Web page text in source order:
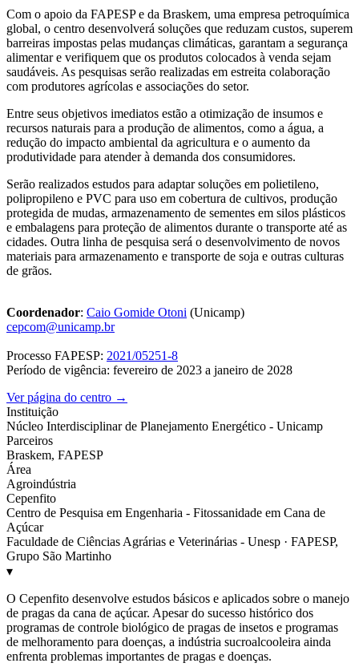
Com o apoio da FAPESP e da Braskem, uma empresa petroquímica
global, o centro desenvolverá soluções que reduzam custos, superem
barreiras impostas pelas mudanças climáticas, garantam a segurança
alimentar e verifiquem que os produtos colocados à venda sejam
saudáveis. As pesquisas serão realizadas em estreita colaboração
com produtores agrícolas e associações do setor.
Entre seus objetivos imediatos estão a otimização de insumos e
recursos naturais para a produção de alimentos, como a água, a
redução do impacto ambiental da agricultura e o aumento da
produtividade para atender à demanda dos consumidores.
Serão realizados estudos para adaptar soluções em polietileno,
polipropileno e PVC para uso em cobertura de cultivos, produção
protegida de mudas, armazenamento de sementes em silos plásticos
e embalagens para proteção de alimentos durante o transporte até as
cidades. Outra linha de pesquisa será o desenvolvimento de novos
materiais para armazenamento e transporte de soja e outras culturas
de grãos.
Coordenador: Caio Gomide Otoni (Unicamp)
cepcom@unicamp.br
Processo FAPESP: 2021/05251-8
Período de vigência: fevereiro de 2023 a janeiro de 2028
Ver página do centro →
Instituição
Núcleo Interdisciplinar de Planejamento Energético - Unicamp
Parceiros
Braskem, FAPESP
Área
Agroindústria
Cepenfito
Centro de Pesquisa em Engenharia - Fitossanidade em Cana de
Açúcar
Faculdade de Ciências Agrárias e Veterinárias - Unesp · FAPESP,
Grupo São Martinho
▾
O Cepenfito desenvolve estudos básicos e aplicados sobre o manejo
de pragas da cana de açúcar. Apesar do sucesso histórico dos
programas de controle biológico de pragas de insetos e programas
de melhoramento para doenças, a indústria sucroalcooleira ainda
enfrenta problemas importantes de pragas e doenças.